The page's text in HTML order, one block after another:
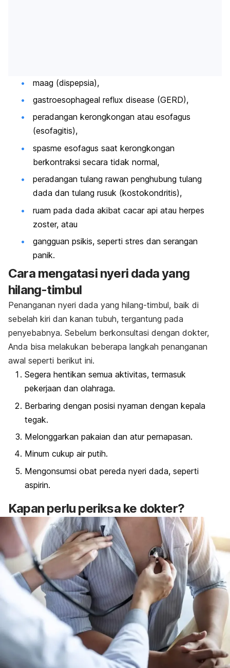
maag (dispepsia),
gastroesophageal reflux disease (GERD),
peradangan kerongkongan atau esofagus
(esofagitis),
spasme esofagus saat kerongkongan
berkontraksi secara tidak normal,
peradangan tulang rawan penghubung tulang
dada dan tulang rusuk (kostokondritis),
ruam pada dada akibat cacar api atau herpes
zoster, atau
gangguan psikis, seperti stres dan serangan
panik.
Cara mengatasi nyeri dada yang
hilang-timbul
Penanganan nyeri dada yang hilang-timbul, baik di
sebelah kiri dan kanan tubuh, tergantung pada
penyebabnya. Sebelum berkonsultasi dengan dokter,
Anda bisa melakukan beberapa langkah penanganan
awal seperti berikut ini.
Segera hentikan semua aktivitas, termasuk
pekerjaan dan olahraga.
Berbaring dengan posisi nyaman dengan kepala
tegak.
Melonggarkan pakaian dan atur pernapasan.
Minum cukup air putih.
Mengonsumsi obat pereda nyeri dada, seperti
aspirin.
Kapan perlu periksa ke dokter?